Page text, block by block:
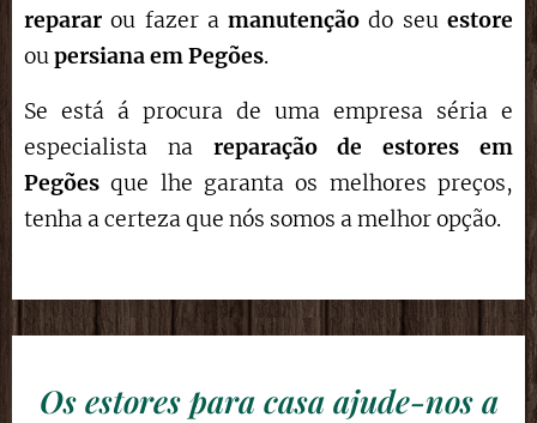
reparar ou fazer amanutenção do seuestore
oupersiana emPegões.
Se está á procura de uma empresa séria e
especialista na reparação de estores em
Pegões que lhe garanta os melhores preços,
tenha a certeza que nós somos a melhor opção.
Os estores para casa ajude-nos a